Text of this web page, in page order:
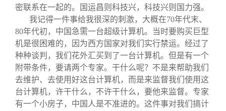
密联系在一起的。国运昌则科技兴，科技兴则国力强。
我记得一件事给我很深的刺激，大概在70年代末、
80年代初，中国急需一台超级计算机。当时要购买巨型
机是很困难的，因为西方国家对我们实行禁运。经过了
种种谈判，我们花外汇买到了一台计算机。但是有一个
附带条件，要请两个专家。干什么呢？不是来帮助我们
去维护、去使用好这台计算机，而是来监督我们使用这
台计算机，许干什么，不许干什么，要他来监督。专家
有一个小房子，中国人是不准进的。这件事对我们搞计